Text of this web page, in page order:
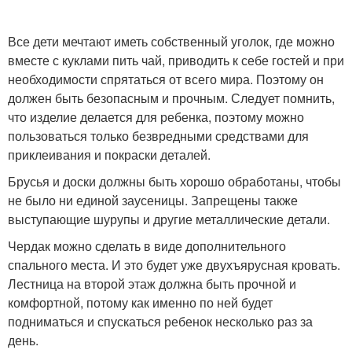
Все дети мечтают иметь собственный уголок, где можно
вместе с куклами пить чай, приводить к себе гостей и при
необходимости спрятаться от всего мира. Поэтому он
должен быть безопасным и прочным. Следует помнить,
что изделие делается для ребенка, поэтому можно
пользоваться только безвредными средствами для
приклеивания и покраски деталей.
Брусья и доски должны быть хорошо обработаны, чтобы
не было ни единой заусеницы. Запрещены также
выступающие шурупы и другие металлические детали.
Чердак можно сделать в виде дополнительного
спального места. И это будет уже двухъярусная кровать.
Лестница на второй этаж должна быть прочной и
комфортной, потому как именно по ней будет
подниматься и спускаться ребенок несколько раз за
день.